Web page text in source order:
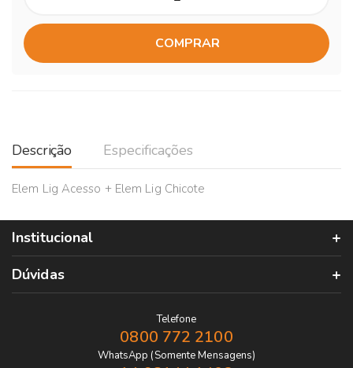
COMPRAR
Descrição Especificações
Elem Lig Acesso + Elem Lig Chicote
Institucional
Dúvidas
Telefone
0800 772 2100
WhatsApp (Somente Mensagens)